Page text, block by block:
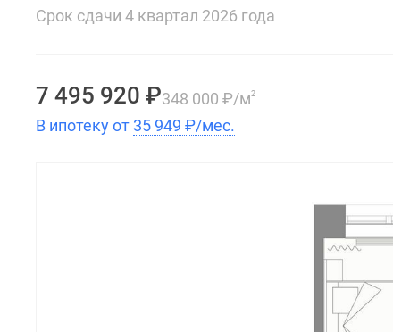
Срок сдачи 4 квартал 2026 года
7 495 920 ₽348 000 ₽/м2
В ипотеку от 35 949 ₽/мес.